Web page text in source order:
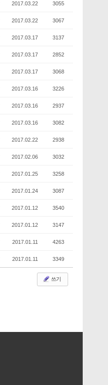
2017.03.22 3055
2017.03.22 3067
2017.03.17 3137
2017.03.17 2852
2017.03.17 3068
2017.03.16 3226
2017.03.16 2937
2017.03.16 3082
2017.02.22 2938
2017.02.06 3032
2017.01.25 3258
2017.01.24 3087
2017.01.12 3540
2017.01.12 3147
2017.01.11 4263
2017.01.11 3349
쓰기